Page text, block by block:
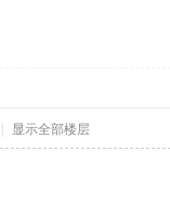
显示全部楼层